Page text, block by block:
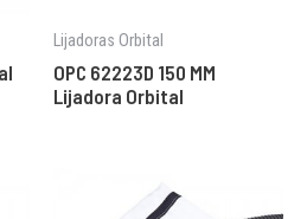
Lijadoras Orbital
OPC 62223D 150 MM
Lijadora Orbital